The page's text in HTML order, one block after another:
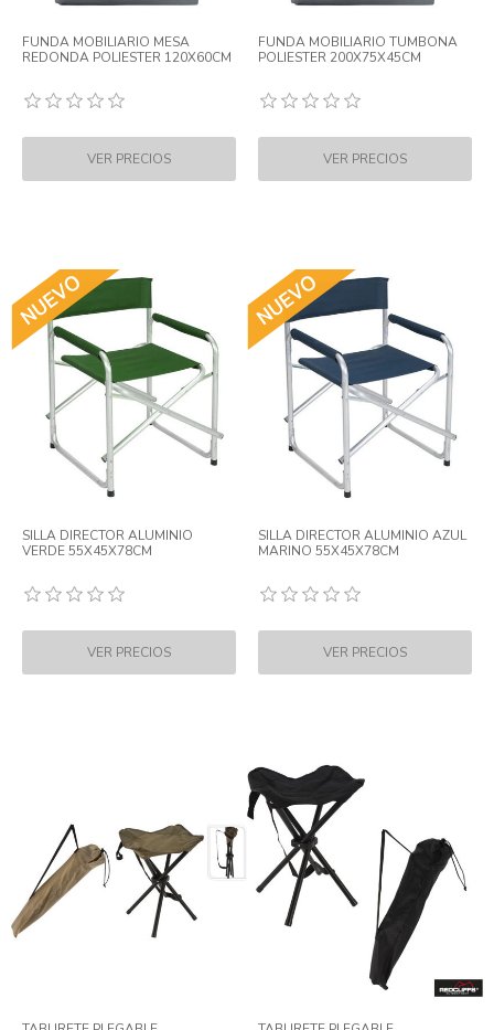
FUNDA MOBILIARIO MESA
REDONDA POLIESTER 120X60CM
FUNDA MOBILIARIO TUMBONA
POLIESTER 200X75X45CM
SILLA DIRECTOR ALUMINIO
VERDE 55X45X78CM
SILLA DIRECTOR ALUMINIO AZUL
MARINO 55X45X78CM